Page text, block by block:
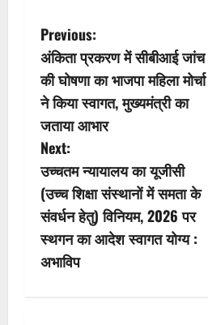
P
o
s
t
n
a
v
i
Previous:
अंकिता प्रकरण में सीबीआई जांच
की घोषणा का भाजपा महिला मोर्चा
ने किया स्वागत, मुख्यमंत्री का
जताया आभार
Next:
उच्चतम न्यायालय का यूजीसी
(उच्च शिक्षा संस्थानों में समता के
संवर्धन हेतु) विनियम, 2026 पर
स्थगन का आदेश स्वागत योग्य :
अभाविप